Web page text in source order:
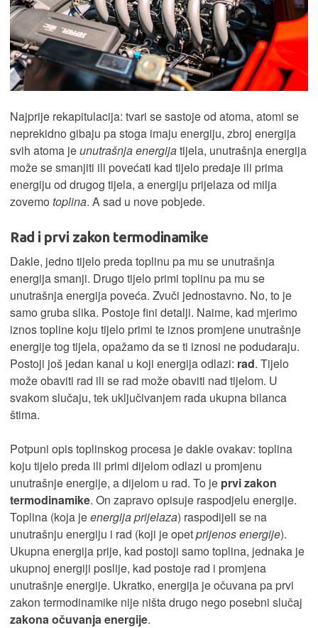
Najprije rekapitulacija: tvari se sastoje od atoma, atomi se
neprekidno gibaju pa stoga imaju energiju, zbroj energija
svih atoma jeunutrašnja energijatijela, unutrašnja energija
može se smanjiti ili povećati kad tijelo predaje ili prima
energiju od drugog tijela, a energiju prijelaza od milja
zovemo toplina. A sad u nove pobjede.
Rad i prvi zakon termodinamike
Dakle, jedno tijelo preda toplinu pa mu se unutrašnja
energija smanji. Drugo tijelo primi toplinu pa mu se
unutrašnja energija poveća. Zvuči jednostavno. No, to je
samo gruba slika. Postoje fini detalji. Naime, kad mjerimo
iznos topline koju tijelo primi te iznos promjene unutrašnje
energije tog tijela, opažamo da se ti iznosi ne podudaraju.
Postoji još jedan kanal u koji energija odlazi: rad. Tijelo
može obaviti rad ili se rad može obaviti nad tijelom. U
svakom slučaju, tek uključivanjem rada ukupna bilanca
štima.
Potpuni opis toplinskog procesa je dakle ovakav: toplina
koju tijelo preda ili primi dijelom odlazi u promjenu
unutrašnje energije, a dijelom u rad. To je prvi zakon
termodinamike. On zapravo opisuje raspodjelu energije.
Toplina (koja jeenergija prijelaza) raspodijeli se na
unutrašnju energiju i rad (koji je opetprijenos energije).
Ukupna energija prije, kad postoji samo toplina, jednaka je
ukupnoj energiji poslije, kad postoje rad i promjena
unutrašnje energije. Ukratko, energija je očuvana pa prvi
zakon termodinamike nije ništa drugo nego posebni slučaj
zakonaočuvanja energije.